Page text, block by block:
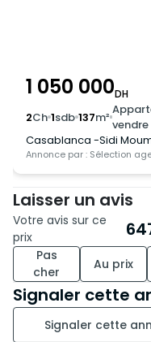
1 050 000DH
2Ch1sdb137m² vendre
Casablanca -Sidi
Annonce par : Sélection
Laisser un avis
Votre avis sur ce
prix
Pas
cher
Au prix
Signaler cette
Signaler cette